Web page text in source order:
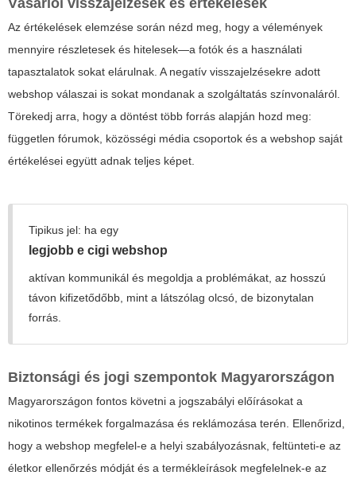
Vásárlói visszajelzések és értékelések
Az értékelések elemzése során nézd meg, hogy a vélemények
mennyire részletesek és hitelesek—a fotók és a használati
tapasztalatok sokat elárulnak. A negatív visszajelzésekre adott
webshop válaszai is sokat mondanak a szolgáltatás színvonaláról.
Törekedj arra, hogy a döntést több forrás alapján hozd meg:
független fórumok, közösségi média csoportok és a webshop saját
értékelései együtt adnak teljes képet.
Tipikus jel: ha egy
legjobb e cigi webshop
aktívan kommunikál és megoldja a problémákat, az hosszú
távon kifizetődőbb, mint a látszólag olcsó, de bizonytalan
forrás.
Biztonsági és jogi szempontok Magyarországon
Magyarországon fontos követni a jogszabályi előírásokat a
nikotinos termékek forgalmazása és reklámozása terén. Ellenőrizd,
hogy a webshop megfelel-e a helyi szabályozásnak, feltünteti-e az
életkor ellenőrzés módját és a termékleírások megfelelnek-e az